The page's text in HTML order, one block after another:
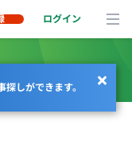
ログイン
しができます。